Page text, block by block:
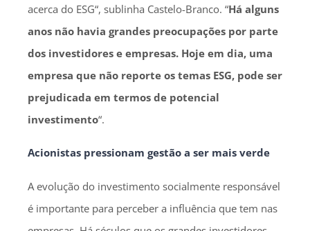
acerca do ESG“, sublinha Castelo-Branco. “Há alguns
anos não havia grandes preocupações por parte
dos investidores e empresas. Hoje em dia, uma
empresa que não reporte os temas ESG, pode ser
prejudicada em termos de potencial
investimento“.
Acionistas pressionam gestão a ser mais verde
A evolução do investimento socialmente responsável
é importante para perceber a influência que tem nas